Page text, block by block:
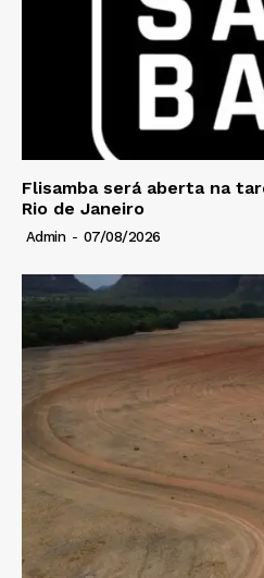
Flisamba será aberta na
Rio de Janeiro
Admin - 07/08/2026